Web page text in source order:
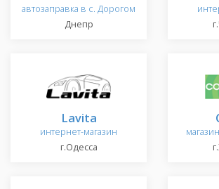
автозаправка в с. Дорогом
Днепр
Lavita
интернет-магазин
г.Одесса